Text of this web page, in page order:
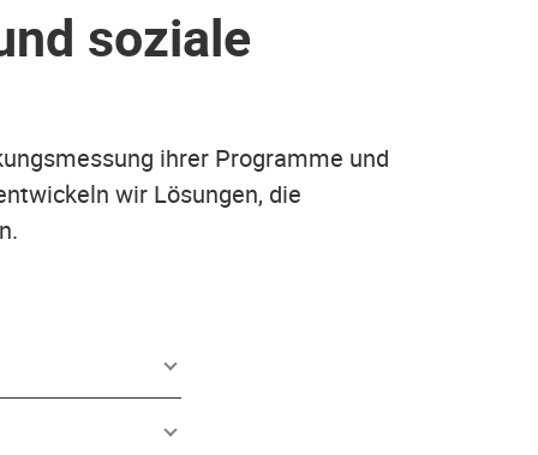
soziale
ihrer Programme und
wir Lösungen, die